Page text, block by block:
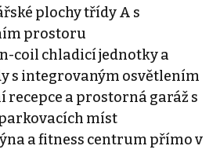
plochy třídy A s
prostoru
coil chladicí jednotky a
s integrovaným osvětlením
recepce a prostorná garáž s
míst
a fitness centrum přímo v